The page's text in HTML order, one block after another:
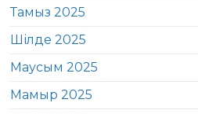
Тамыз 2025
Шілде 2025
Маусым 2025
Мамыр 2025